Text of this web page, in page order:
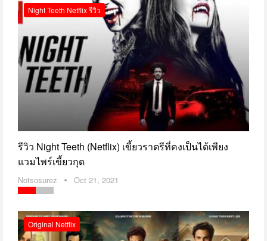
Night Teeth Netflix รีวิว
รีวิว Night Teeth (Netflix) เขี้ยวราตรีที่คงเป็นได้เพียง
แวมไพร์เขี้ยวกุด
Notsosurez Oct 21, 2021
Original Netflix